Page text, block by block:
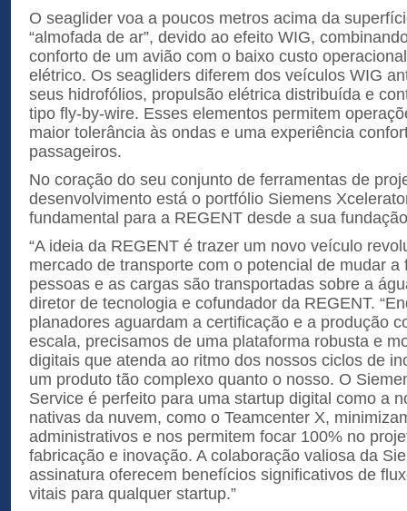
O seaglider voa a poucos metros acima da
“almofada de ar”, devido ao efeito WIG,
conforto de um avião com o baixo custo
elétrico. Os seagliders diferem dos veículos WIG
seus hidrofólios, propulsão elétrica distribuída e
tipo fly-by-wire. Esses elementos permitem
maior tolerância às ondas e uma experiência
passageiros.
No coração do seu conjunto de ferramentas de
desenvolvimento está o portfólio Siemens
fundamental para a REGENT desde a sua
“A ideia da REGENT é trazer um novo veículo
mercado de transporte com o potencial de mudar a
pessoas e as cargas são transportadas sobre a
diretor de tecnologia e cofundador da REGENT.
planadores aguardam a certificação e a produção
escala, precisamos de uma plataforma robusta e
digitais que atenda ao ritmo dos nossos ciclos de
um produto tão complexo quanto o nosso. O
Service é perfeito para uma startup digital como a
nativas da nuvem, como o Teamcenter X,
administrativos e nos permitem focar 100% no
fabricação e inovação. A colaboração valiosa da
assinatura oferecem benefícios significativos de
vitais para qualquer startup.”